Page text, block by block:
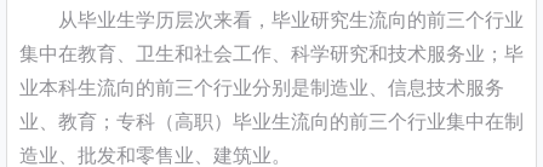
从毕业生学历层次来看，毕业研究生流向的前三个行业
集中在教育、卫生和社会工作、科学研究和技术服务业；毕
业本科生流向的前三个行业分别是制造业、信息技术服务
业、教育；专科（高职）毕业生流向的前三个行业集中在制
造业、批发和零售业、建筑业。